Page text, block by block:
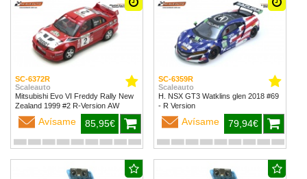
SC-6372R
Scaleauto
Mitsubishi Evo VI Freddy Rally New
Zealand 1999 #2 R-Version AW
Avísame 85,95€
SC-6359R
Scaleauto
H. NSX GT3 Watklins glen 2018 #69
- R Version
Avísame 79,94€